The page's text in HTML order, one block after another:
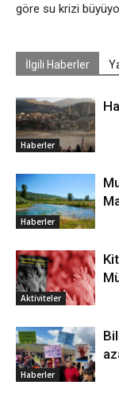
göre su krizi
İlgili Haberler
Haberler
Haberler
Aktiviteler
Haberler